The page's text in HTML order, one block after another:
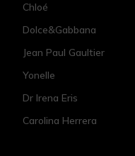
Chloé
Dolce&Gabbana
Jean Paul Gaultier
Yonelle
Dr Irena Eris
Carolina Herrera